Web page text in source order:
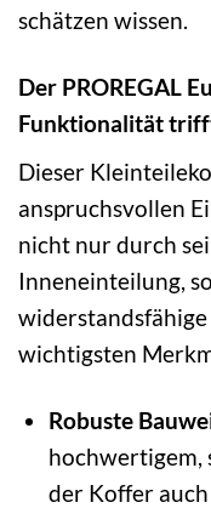
schätzen wissen.
Der PROREGAL
Funktionalität
Dieser
anspruchsvollen
nicht nur durch
Inneneinteilung,
wichtigsten
Robuste
hochwertigem,
der Koffer